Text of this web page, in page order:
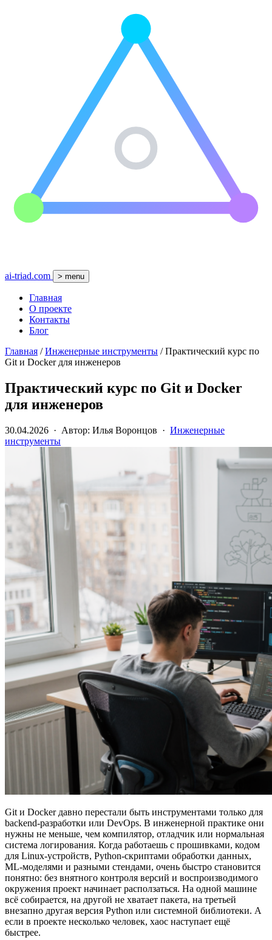
ai-triad.com > menu
Главная
О проекте
Контакты
Блог
Главная / Инженерные инструменты / Практический курс по
Git и Docker для инженеров
Практический курс по Git и Docker
для инженеров
30.04.2026 · Автор: Илья Воронцов · Инженерные
инструменты
Git и Docker давно перестали быть инструментами только для
backend-разработки или DevOps. В инженерной практике они
нужны не меньше, чем компилятор, отладчик или нормальная
система логирования. Когда работаешь с прошивками, кодом
для Linux-устройств, Python-скриптами обработки данных,
ML-моделями и разными стендами, очень быстро становится
понятно: без внятного контроля версий и воспроизводимого
окружения проект начинает расползаться. На одной машине
всё собирается, на другой не хватает пакета, на третьей
внезапно другая версия Python или системной библиотеки. А
если в проекте несколько человек, хаос наступает ещё
быстрее.